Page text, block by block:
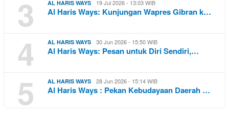
3 AL HARIS WAYS 19 Jul 2026 - 13:03 WIB
Al Haris Ways: Kunjungan Wapres Gibran k…
4 AL HARIS WAYS 30 Jun 2026 - 15:50 WIB
Al Haris Ways: Pesan untuk Diri Sendiri,…
5 AL HARIS WAYS 28 Jun 2026 - 15:14 WIB
Al Haris Ways : Pekan Kebudayaan Daerah …